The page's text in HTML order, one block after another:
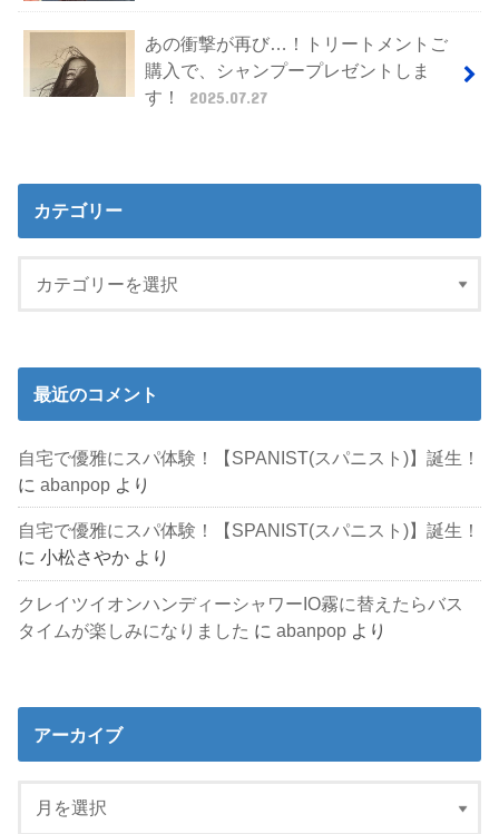
あの衝撃が再び…！トリートメントご
購入で、シャンプープレゼントしま
す！
2025.07.27
カテゴリー
最近のコメント
自宅で優雅にスパ体験！【SPANIST(スパニスト)】誕生！
にabanpop より
自宅で優雅にスパ体験！【SPANIST(スパニスト)】誕生！
に小松さやか より
クレイツイオンハンディーシャワーIO霧に替えたらバス
タイムが楽しみになりました にabanpop より
アーカイブ